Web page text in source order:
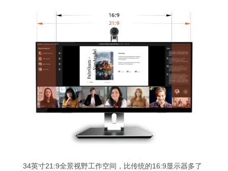
34英寸21:9全景视野工作空间，比传统的16:9显示器多了